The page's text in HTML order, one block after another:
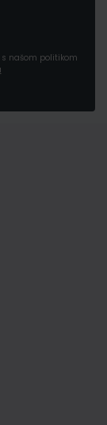
našom politikom